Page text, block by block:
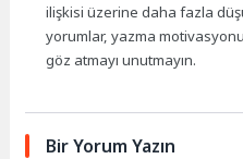
ilişkisi üzerine daha fazla
yorumlar, yazma
göz atmayı unutmayın.
Bir Yorum Yazın